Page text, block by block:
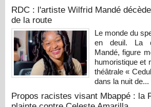
RDC : l'artiste Wilfrid Mandé
de la route
Le monde du
en deuil. La
Mandé, figure
humoristique et
théâtrale «
dans la nuit de...
Propos racistes visant Mbappé : la